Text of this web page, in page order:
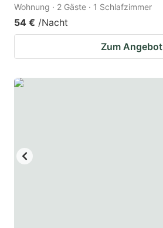
Wohnung · 2 Gäste · 1 Schlafzimmer
54 € /Nacht
Zum Angebot